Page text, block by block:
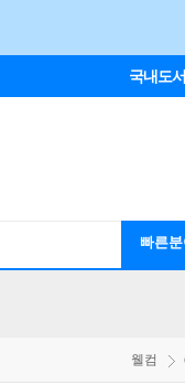
국내도서
빠른분
웰컴